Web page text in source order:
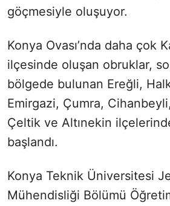
göçmesiyle oluşuyor.
Konya Ovası’nda daha çok
ilçesinde oluşan obruklar,
bölgede bulunan Ereğli,
Emirgazi, Çumra,
Çeltik ve Altınekin
başlandı.
Konya Teknik Üniversitesi
Mühendisliği Bölümü